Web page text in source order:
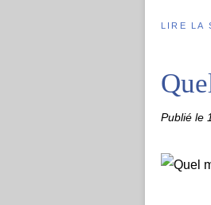
LIRE LA
Publié le